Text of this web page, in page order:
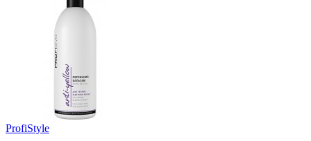
ProfiStyle